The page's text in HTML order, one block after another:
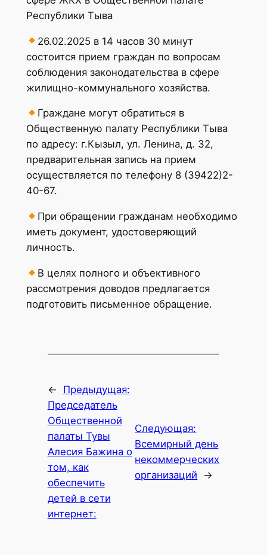
Республики Тыва
26.02.2025 в 14 часов 30 минут
состоится прием граждан по вопросам
соблюдения законодательства в сфере
жилищно-коммунального хозяйства.
Граждане могут обратиться в
Общественную палату Республики Тыва
по адресу: г.Кызыл, ул. Ленина, д. 32,
предварительная запись на прием
осуществляется по телефону 8 (39422)2-
40-67.
При обращении гражданам необходимо
иметь документ, удостоверяющий
личность.
В целях полного и объективного
рассмотрения доводов предлагается
подготовить письменное обращение.
←
Предыдущая:
Председатель
Общественной
палаты Тувы
Алесия Бажина о
том, как
обеспечить
детей в сети
интернет:
Следующая:
Всемирный день
некоммерческих
организаций
→